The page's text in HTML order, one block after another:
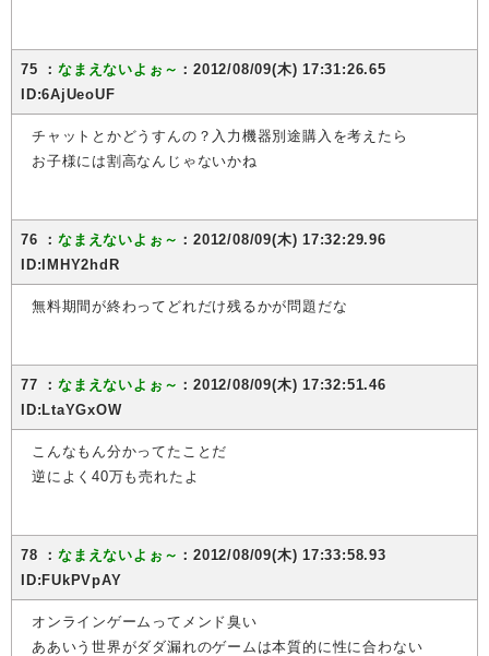
75 ：なまえないよぉ～ ：2012/08/09(木) 17:31:26.65
ID:6AjUeoUF
チャットとかどうすんの？入力機器別途購入を考えたら
お子様には割高なんじゃないかね
76 ：なまえないよぉ～ ：2012/08/09(木) 17:32:29.96
ID:IMHY2hdR
無料期間が終わってどれだけ残るかが問題だな
77 ：なまえないよぉ～ ：2012/08/09(木) 17:32:51.46
ID:LtaYGxOW
こんなもん分かってたことだ
逆によく40万も売れたよ
78 ：なまえないよぉ～ ：2012/08/09(木) 17:33:58.93
ID:FUkPVpAY
オンラインゲームってメンド臭い
ああいう世界がダダ漏れのゲームは本質的に性に合わない